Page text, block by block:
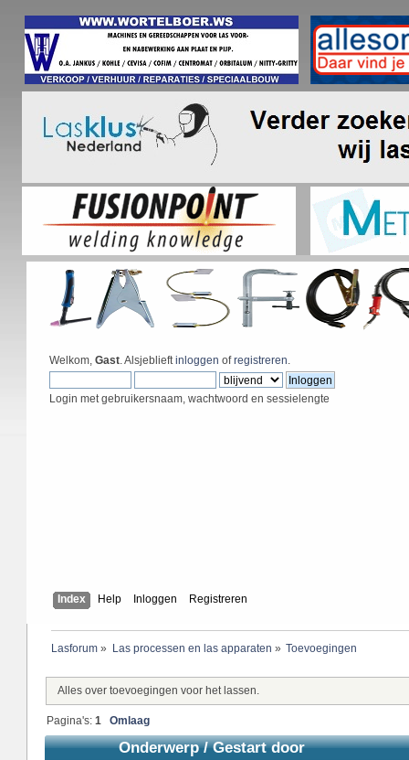
Welkom, Gast. Alsjeblieftinloggen ofregistreren.
Login met gebruikersnaam, wachtwoord en sessielengte
Index Help Inloggen Registreren
Lasforum» Las processen en las apparaten » Toevoegingen
Alles over toevoegingen voor het lassen.
Pagina's:1 Omlaag
Onderwerp/Gestart door